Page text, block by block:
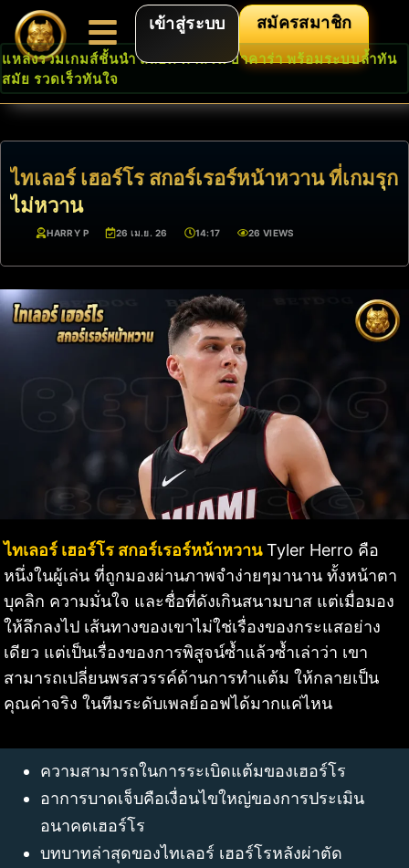
เข้าสู่ระบบ สมัครสมาชิก
แหล่งรวมเกมส์ชั้นนำ สล็อต คาสิโน บาคาร่า พร้อมระบบล้ำทัน
สมัย รวดเร็วทันใจ
ไทเลอร์ เฮอร์โร สกอร์เรอร์หน้าหวาน ที่เกมรุก
ไม่หวาน
HARRY P 26 เม.ย. 26 14:17 26 VIEWS
ไทเลอร์ เฮอร์โร สกอร์เรอร์หน้าหวานTyler Herro คือ
หนึ่งในผู้เล่น ที่ถูกมองผ่านภาพจำง่ายๆมานาน ทั้งหน้าตา
บุคลิก ความมั่นใจ และชื่อที่ดังเกินสนามบาส แต่เมื่อมอง
ให้ลึกลงไป เส้นทางของเขาไม่ใช่เรื่องของกระแสอย่าง
เดียว แต่เป็นเรื่องของการพิสูจน์ซ้ำแล้วซ้ำเล่าว่า เขา
สามารถเปลี่ยนพรสวรรค์ด้านการทำแต้ม ให้กลายเป็น
คุณค่าจริง ในทีมระดับเพลย์ออฟได้มากแค่ไหน
ความสามารถในการระเบิดแต้มของเฮอร์โร
อาการบาดเจ็บคือเงื่อนไขใหญ่ของการประเมิน
อนาคตเฮอร์โร
บทบาทล่าสุดของไทเลอร์ เฮอร์โรหลังผ่าตัด